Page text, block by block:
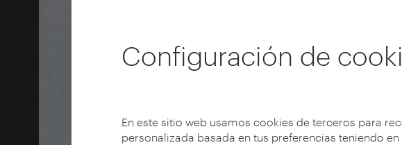
Configuración de
En este sitio web usamos cookies de terceros para
personalizada basada en tus preferencias teniendo